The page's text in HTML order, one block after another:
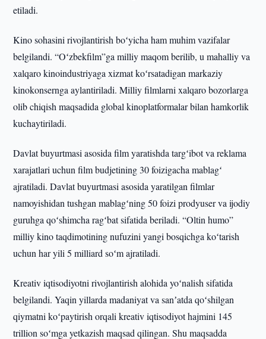
etiladi.
Kino sohasini rivojlantirish boʻyicha ham muhim vazifalar
belgilandi. “Oʻzbekfilm”ga milliy maqom berilib, u mahalliy va
xalqaro kinoindustriyaga xizmat koʻrsatadigan markaziy
kinokonsernga aylantiriladi. Milliy filmlarni xalqaro bozorlarga
olib chiqish maqsadida global kinoplatformalar bilan hamkorlik
kuchaytiriladi.
Davlat buyurtmasi asosida film yaratishda targʻibot va reklama
xarajatlari uchun film budjetining 30 foizigacha mablagʻ
ajratiladi. Davlat buyurtmasi asosida yaratilgan filmlar
namoyishidan tushgan mablagʻning 50 foizi prodyuser va ijodiy
guruhga qoʻshimcha ragʻbat sifatida beriladi. “Oltin humo”
milliy kino taqdimotining nufuzini yangi bosqichga koʻtarish
uchun har yili 5 milliard soʻm ajratiladi.
Kreativ iqtisodiyotni rivojlantirish alohida yoʻnalish sifatida
belgilandi. Yaqin yillarda madaniyat va sanʼatda qoʻshilgan
qiymatni koʻpaytirish orqali kreativ iqtisodiyot hajmini 145
trillion soʻmga yetkazish maqsad qilingan. Shu maqsadda